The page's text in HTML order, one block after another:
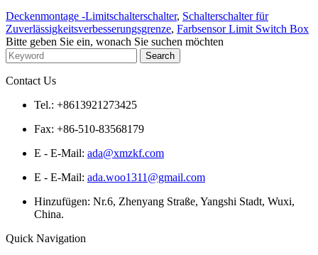
Deckenmontage -Limitschalterschalter, Schalterschalter für
Zuverlässigkeitsverbesserungsgrenze, Farbsensor Limit Switch Box
Bitte geben Sie ein, wonach Sie suchen möchten
Contact Us
Tel.: +8613921273425
Fax: +86-510-83568179
E - E-Mail: ada@xmzkf.com
E - E-Mail: ada.woo1311@gmail.com
Hinzufügen: Nr.6, Zhenyang Straße, Yangshi Stadt, Wuxi,
China.
Quick Navigation